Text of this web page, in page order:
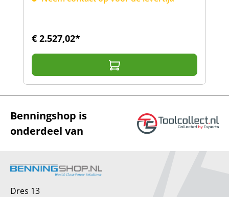
€ 2.527,02*
Benningshop is
onderdeel van
Dres 13